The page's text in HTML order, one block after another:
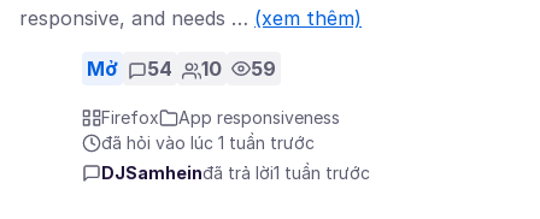
responsive, and needs … (xem thêm)
Mở 54 10 59
Firefox
App responsiveness
đã hỏi vào lúc 1 tuần trước
DJSamheinđã trả lời1 tuần trước